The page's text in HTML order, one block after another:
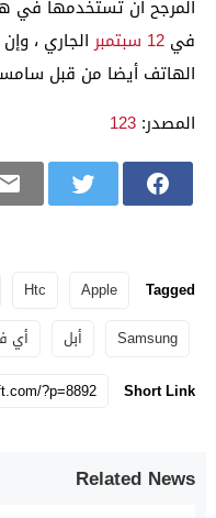
المرجح أن تستخدمها في
في 12 سبتمبر
الجاري ،
الهاتف أيضا من قبل
المصدر:
123
Tagged
Apple
Htc
Samsung
أبل أي
Short Link
Related News